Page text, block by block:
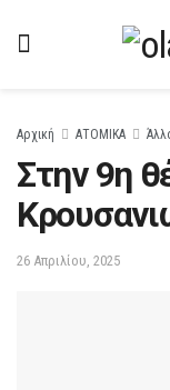
Αρχική ΑΤΟΜΙΚΑ
Στην 9η
26 Απριλίου, 2025